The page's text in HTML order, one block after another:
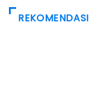
REKOMENDASI